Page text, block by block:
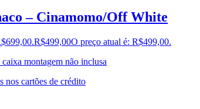
– Cinamomo/Off White
R$499,00O preço atual é: R$499,00.
montagem não inclusa
nos cartões de crédito